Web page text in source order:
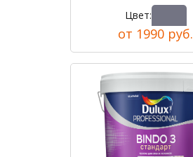
Цвет:
от 1990 руб.